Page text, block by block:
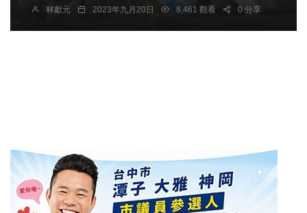
林獻元 2023年九月20日 8,461 觀看 0 分享